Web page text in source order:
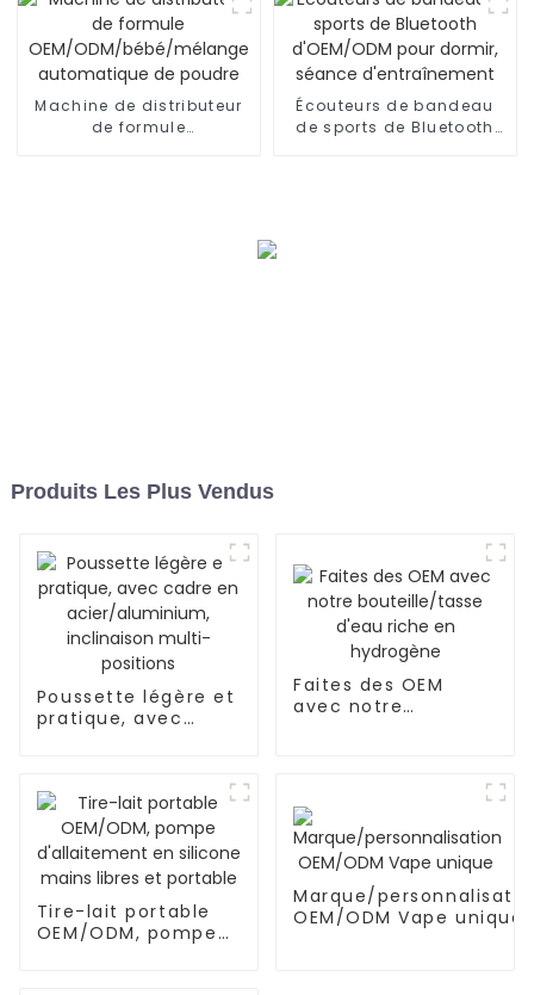
Machine de distributeur
de formule
Écouteurs de bandeau
de sports de Bluetooth
Produits Les Plus Vendus
Poussette légère et
pratique, avec
positions
Faites des OEM
avec notre
Tire-lait portable
OEM/ODM, pompe
Marque/
OEM/ODM Vape unique